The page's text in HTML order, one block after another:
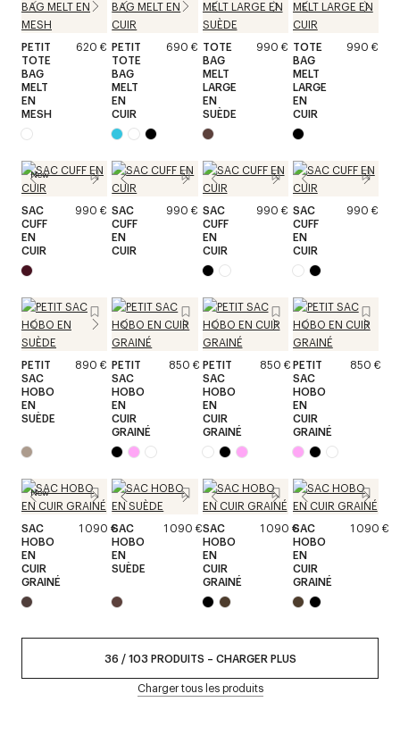
PETIT
TOTE
BAG
MELT
EN
MESH
620 € PETIT
TOTE
BAG
MELT
EN
CUIR
690 € TOTE
BAG
MELT
LARGE
EN
SUÈDE
990 € TOTE
BAG
MELT
LARGE
EN
CUIR
990 €
New
SAC
CUFF
EN
CUIR
990 € SAC
CUFF
EN
CUIR
990 € SAC
CUFF
EN
CUIR
990 € SAC
CUFF
EN
CUIR
990 €
PETIT
SAC
HOBO
EN
SUÈDE
890 € PETIT
SAC
HOBO
EN
CUIR
GRAINÉ
850 € PETIT
SAC
HOBO
EN
CUIR
GRAINÉ
850 €PETIT
SAC
HOBO
EN
CUIR
GRAINÉ
850 €
New
SAC
HOBO
EN
CUIR
GRAINÉ
1 090 €SAC
HOBO
EN
SUÈDE
1 090 €SAC
HOBO
EN
CUIR
GRAINÉ
1 090 €SAC
HOBO
EN
CUIR
GRAINÉ
1 090 €
36 /103 PRODUITS – CHARGER PLUS
Charger tous les produits